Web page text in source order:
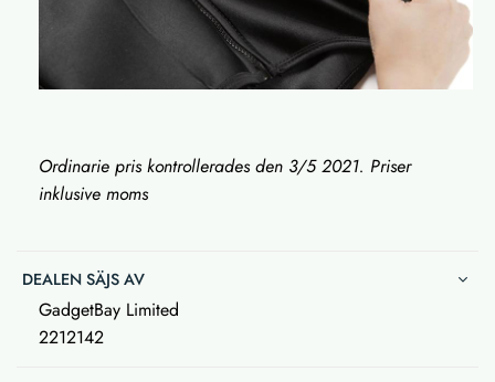
Ordinarie pris kontrollerades den 3/5 2021. Priser
inklusive moms
DEALEN SÄJS AV
GadgetBay Limited
2212142